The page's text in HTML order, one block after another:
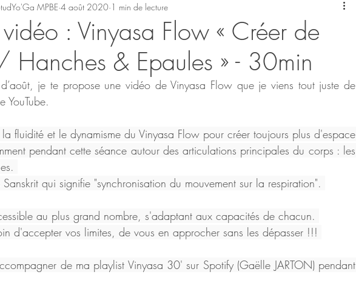
Toulouse Confiance en soi
Danse du Dragon Retraites et Stages
: Vinyasa Flow « Créer de
Hanches & Epaules » - 30min
MPBE 4 août 2020 1 min de lecture
je te propose une vidéo de Vinyasa Flow que je viens tout juste de
YouTube.
fluidité et le dynamisme du Vinyasa Flow pour créer toujours plus d'espace
pendant cette séance autour des articulations principales du corps : les
qui signifie "synchronisation du mouvement sur la respiration".
au plus grand nombre, s'adaptant aux capacités de chacun.
d'accepter vos limites, de vous en approcher sans les dépasser !!!
de ma playlist Vinyasa 30' sur Spotify (Gaëlle JARTON) pendant